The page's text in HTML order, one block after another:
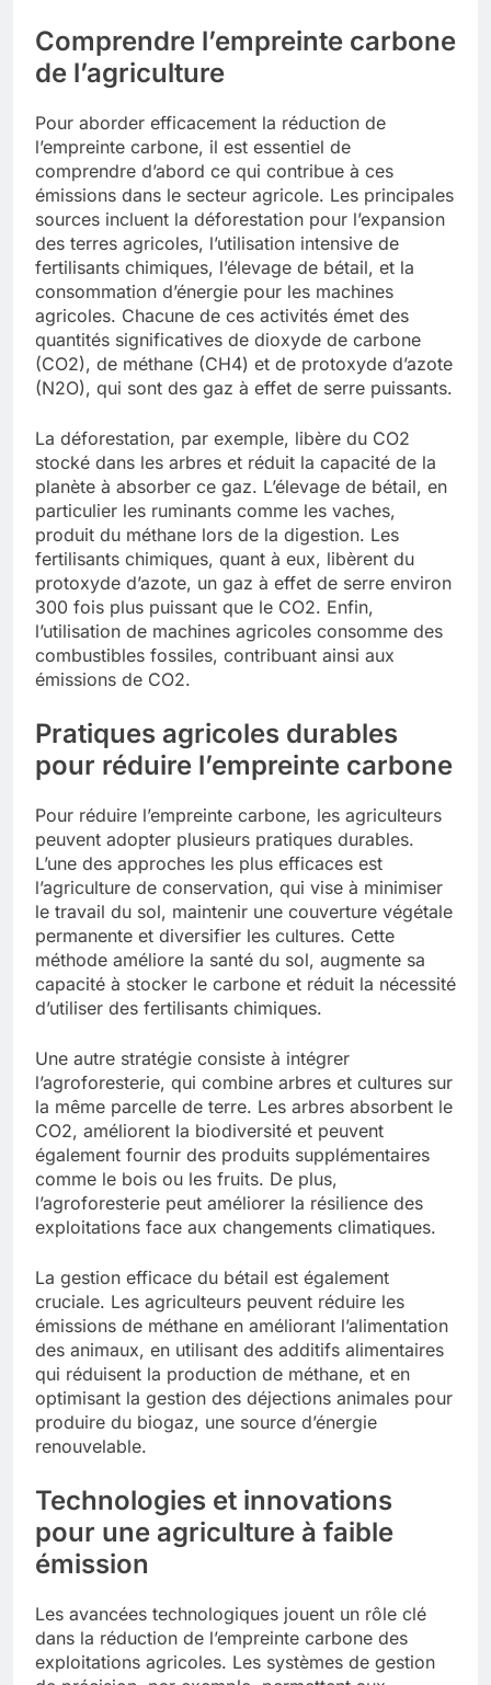
Comprendre l’empreinte carbone
de l’agriculture
Pour aborder efficacement la réduction de
l’empreinte carbone, il est essentiel de
comprendre d’abord ce qui contribue à ces
émissions dans le secteur agricole. Les principales
sources incluent la déforestation pour l’expansion
des terres agricoles, l’utilisation intensive de
fertilisants chimiques, l’élevage de bétail, et la
consommation d’énergie pour les machines
agricoles. Chacune de ces activités émet des
quantités significatives de dioxyde de carbone
(CO2), de méthane (CH4) et de protoxyde d’azote
(N2O), qui sont des gaz à effet de serre puissants.
La déforestation, par exemple, libère du CO2
stocké dans les arbres et réduit la capacité de la
planète à absorber ce gaz. L’élevage de bétail, en
particulier les ruminants comme les vaches,
produit du méthane lors de la digestion. Les
fertilisants chimiques, quant à eux, libèrent du
protoxyde d’azote, un gaz à effet de serre environ
300 fois plus puissant que le CO2. Enfin,
l’utilisation de machines agricoles consomme des
combustibles fossiles, contribuant ainsi aux
émissions de CO2.
Pratiques agricoles durables
pour réduire l’empreinte carbone
Pour réduire l’empreinte carbone, les agriculteurs
peuvent adopter plusieurs pratiques durables.
L’une des approches les plus efficaces est
l’agriculture de conservation, qui vise à minimiser
le travail du sol, maintenir une couverture végétale
permanente et diversifier les cultures. Cette
méthode améliore la santé du sol, augmente sa
capacité à stocker le carbone et réduit la nécessité
d’utiliser des fertilisants chimiques.
Une autre stratégie consiste à intégrer
l’agroforesterie, qui combine arbres et cultures sur
la même parcelle de terre. Les arbres absorbent le
CO2, améliorent la biodiversité et peuvent
également fournir des produits supplémentaires
comme le bois ou les fruits. De plus,
l’agroforesterie peut améliorer la résilience des
exploitations face aux changements climatiques.
La gestion efficace du bétail est également
cruciale. Les agriculteurs peuvent réduire les
émissions de méthane en améliorant l’alimentation
des animaux, en utilisant des additifs alimentaires
qui réduisent la production de méthane, et en
optimisant la gestion des déjections animales pour
produire du biogaz, une source d’énergie
renouvelable.
Technologies et innovations
pour une agriculture à faible
émission
Les avancées technologiques jouent un rôle clé
dans la réduction de l’empreinte carbone des
exploitations agricoles. Les systèmes de gestion